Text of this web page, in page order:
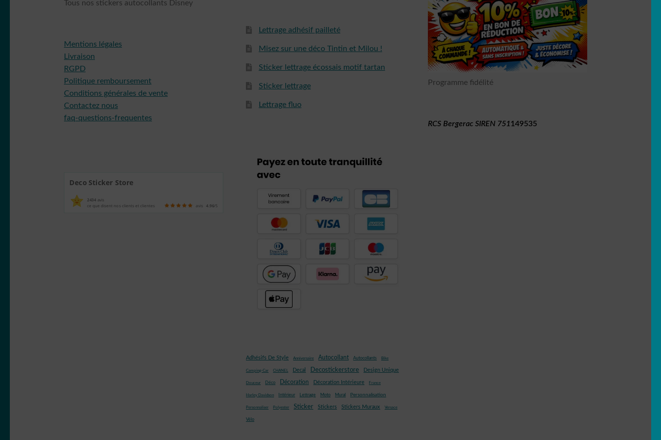
Tous nos stickers autocollants Disney
Mentions légales
Livraison
RGPD
Politique remboursement
Conditions générales de vente
Contactez nous
faq-questions-frequentes
Deco Sticker Store
2434 avis
ce que disent nos clients et clientes
avis 4.96/5
Lettrage adhésif pailleté
Misez sur une déco Tintin et Milou !
Sticker lettrage écossais motif tartan
Sticker lettrage
Lettrage fluo
Adhésifs De Style Anniversaire Autocollant Autocollants Bike
Camping-Car CHANEL Decal Decostickerstore Design Unique
Douceur Déco Décoration Décoration Intérieure France
Harley Davidson Intérieur Lettrage Moto Mural Personnalisation
Personnaliser Polyester Sticker Stickers Stickers Muraux Versace
Vélo
Programme fidélité
RCS Bergerac SIREN 751149535